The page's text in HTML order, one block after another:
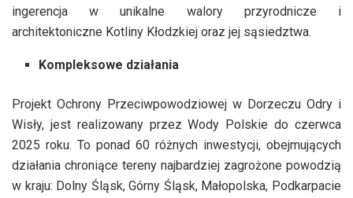
ingerencja w unikalne walory przyrodnicze i
architektoniczne Kotliny Kłodzkiej oraz jej sąsiedztwa.
Kompleksowe działania
Projekt Ochrony Przeciwpowodziowej w Dorzeczu Odry i
Wisły, jest realizowany przez Wody Polskie do czerwca
2025 roku. To ponad 60 różnych inwestycji, obejmujących
działania chroniące tereny najbardziej zagrożone powodzią
w kraju: Dolny Śląsk, Górny Śląsk, Małopolska, Podkarpacie